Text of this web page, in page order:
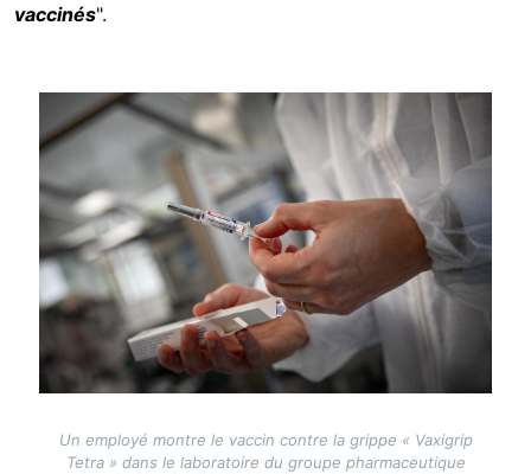
vaccinés".
Un employé montre le vaccin contre la grippe « Vaxigrip
Tetra » dans le laboratoire du groupe pharmaceutique